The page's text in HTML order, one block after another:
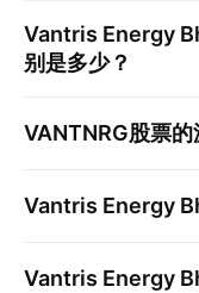
Vantris Energy
别是多少？
VANTNRG股票的
Vantris Energy
Vantris Energy